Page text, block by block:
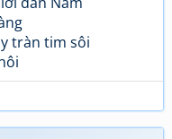
tim sôi